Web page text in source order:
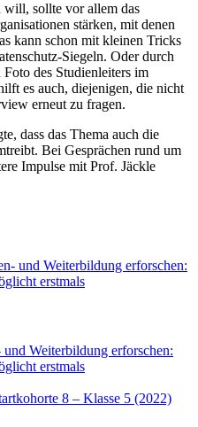
will, sollte vor allem das
stärken, mit denen
kann schon mit kleinen Tricks
Siegeln. Oder durch
des Studienleiters im
es auch, diejenigen, die nicht
erneut zu fragen.
dass das Thema auch die
Bei Gesprächen rund um
Impulse mit Prof. Jäckle
Weiterbildung erforschen:
erstmals